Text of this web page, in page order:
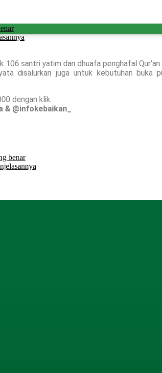
benar
santri yatim dan dhuafa penghafal
disalurkan juga untuk kebutuhan buka
dengan klik:
& @infokebaikan_